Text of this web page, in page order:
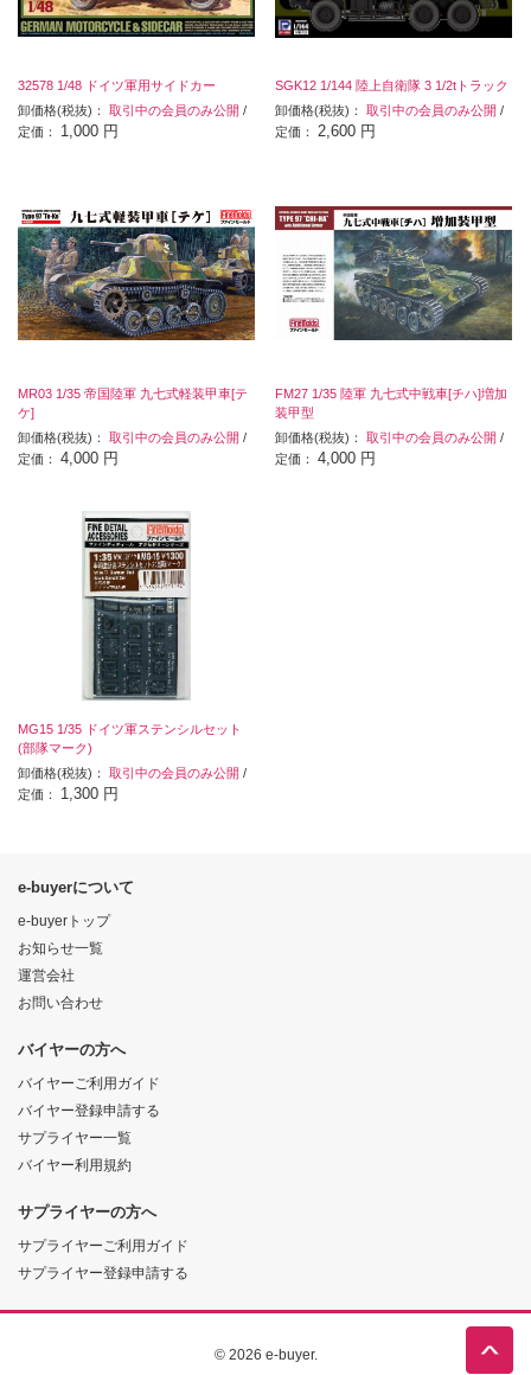
32578 1/48 ドイツ軍用サイドカー
卸価格(税抜)： 取引中の会員のみ公開 /
定価： 1,000 円
SGK12 1/144 陸上自衛隊 3 1/2tトラック
卸価格(税抜)：取引中の会員のみ公開 /
定価： 2,600 円
MR03 1/35 帝国陸軍 九七式軽装甲車[テ
ケ]
卸価格(税抜)： 取引中の会員のみ公開 /
定価： 4,000 円
FM27 1/35 陸軍 九七式中戦車[チハ]増加
装甲型
卸価格(税抜)：取引中の会員のみ公開 /
定価：4,000 円
MG15 1/35 ドイツ軍ステンシルセット
(部隊マーク)
卸価格(税抜)： 取引中の会員のみ公開 /
定価： 1,300 円
e-buyerについて
e-buyerトップ
お知らせ一覧
運営会社
お問い合わせ
バイヤーの方へ
バイヤーご利用ガイド
バイヤー登録申請する
サプライヤー一覧
バイヤー利用規約
サプライヤーの方へ
サプライヤーご利用ガイド
サプライヤー登録申請する
© 2026 e-buyer.